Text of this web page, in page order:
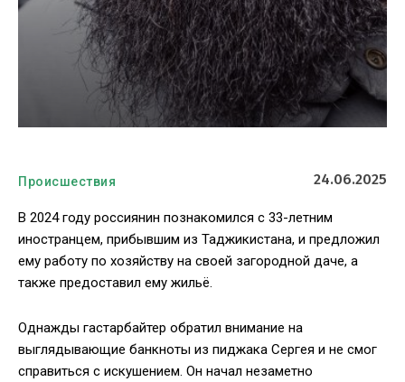
Происшествия 24.06.2025
В 2024 году россиянин познакомился с 33-летним
иностранцем, прибывшим из Таджикистана, и предложил
ему работу по хозяйству на своей загородной даче, а
также предоставил ему жильё.
Однажды гастарбайтер обратил внимание на
выглядывающие банкноты из пиджака Сергея и не смог
справиться с искушением. Он начал незаметно